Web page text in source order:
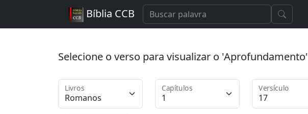
Bíblia CCB
Selecione o verso para visualizar o 'Aprofundamento'
Livros Capítulos Versículo